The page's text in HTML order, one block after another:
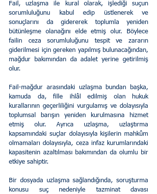
Fail, uzlaşma ile kural olarak, işlediği suçun
sorumluluğunu kabul edip üstlenerek ve
sonuçlarını da gidererek toplumla yeniden
bütünleşme olanağını elde etmiş olur. Böylece
failin ceza sorumluluğunu tespit ve zararın
giderilmesi için gereken yapılmış bulunacağından,
mağdur bakımından da adalet yerine getirilmiş
olur.
Fail-mağdur arasındaki uzlaşma bundan başka,
kamuda da, fille ihlâl edilmiş olan hukuk
kurallarının geçerliliğini vurgulamış ve dolayısıyla
toplumsal barışın yeniden kurulmasına hizmet
etmiş olur. Ayrıca uzlaşma, uzlaştırma
kapsamındaki suçlar dolayısıyla kişilerin mahkûm
olmamaları dolayısıyla, ceza infaz kurumlarındaki
kapasitenin azaltılması bakımından da olumlu bir
etkiye sahiptir.
Bir dosyada uzlaşma sağlandığında, soruşturma
konusu suç nedeniyle tazminat davası